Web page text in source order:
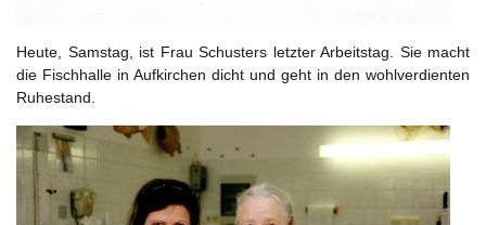
Heute, Samstag, ist Frau Schusters letzter Arbeitstag. Sie macht
die Fischhalle in Aufkirchen dicht und geht in den wohlverdienten
Ruhestand.